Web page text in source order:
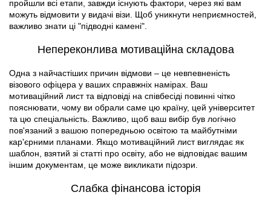
пройшли всі етапи, завжди існують фактори, через які вам
можуть відмовити у видачі візи. Щоб уникнути неприємностей,
важливо знати ці "підводні камені".
Непереконлива мотиваційна складова
Одна з найчастіших причин відмови – це невпевненість
візового офіцера у ваших справжніх намірах. Ваш
мотиваційний лист та відповіді на співбесіді повинні чітко
пояснювати, чому ви обрали саме цю країну, цей університет
та цю спеціальність. Важливо, щоб ваш вибір був логічно
пов'язаний з вашою попередньою освітою та майбутніми
кар'єрними планами. Якщо мотиваційний лист виглядає як
шаблон, взятий зі статті про освіту, або не відповідає вашим
іншим документам, це може викликати підозри.
Слабка фінансова історія